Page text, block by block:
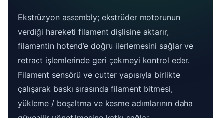
Ekstrüzyon assembly; ekstrüder motorunun
verdiği hareketi filament dişlisine aktarır,
filamentin hotend’e doğru ilerlemesini sağlar ve
retract işlemlerinde geri çekmeyi kontrol eder.
Filament sensörü ve cutter yapısıyla birlikte
çalışarak baskı sırasında filament bitmesi,
yükleme / boşaltma ve kesme adımlarının daha